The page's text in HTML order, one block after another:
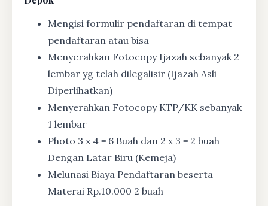
Mengisi formulir pendaftaran di tempat
pendaftaran atau bisa
Menyerahkan Fotocopy Ijazah sebanyak 2
lembar yg telah dilegalisir (Ijazah Asli
Diperlihatkan)
Menyerahkan Fotocopy KTP/KK sebanyak
1 lembar
Photo 3 x 4 = 6 Buah dan 2 x 3 = 2 buah
Dengan Latar Biru (Kemeja)
Melunasi Biaya Pendaftaran beserta
Materai Rp.10.000 2 buah